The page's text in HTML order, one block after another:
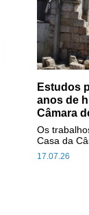
Estudos
anos de
Câmara
17.07.26
Os
Casa da